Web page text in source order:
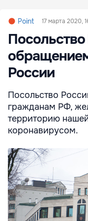
Point 17 марта 2020,
России
Посольство
гражданам РФ,
территорию
коронавирусом.